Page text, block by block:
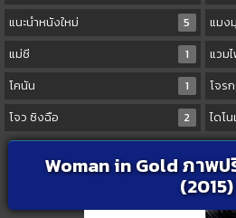
แนะนำหนังใหม่
5 แมง
แม่ชี
1 แวม
โคนัน
1 โจร
โจว ซิงฉือ
2 ไดโน
Woman in Gold ภาพป
(2015)